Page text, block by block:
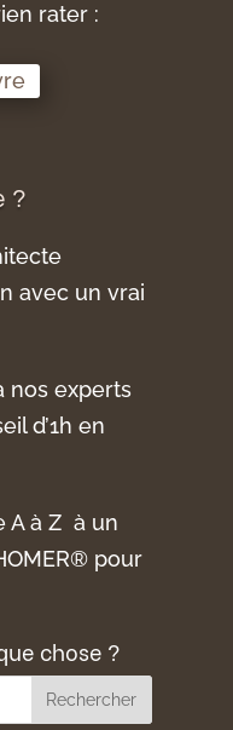
rater :
?
avec un vrai
nos experts
d’1h en
A à Z à un
pour
chose ?